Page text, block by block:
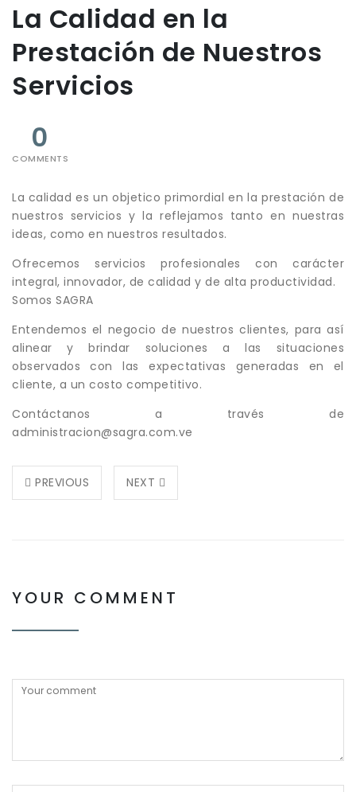
La Calidad en la
Prestación de Nuestros
Servicios
0
COMMENTS
La calidad es un objetico primordial en la prestación de
nuestros servicios y la reflejamos tanto en nuestras
ideas, como en nuestros resultados.
Ofrecemos servicios profesionales con carácter
integral, innovador, de calidad y de alta productividad.
Somos SAGRA
Entendemos el negocio de nuestros clientes, para así
alinear y brindar soluciones a las situaciones
observados con las expectativas generadas en el
cliente, a un costo competitivo.
Contáctanos a través de
administracion@sagra.com.ve
PREVIOUS NEXT
YOUR COMMENT